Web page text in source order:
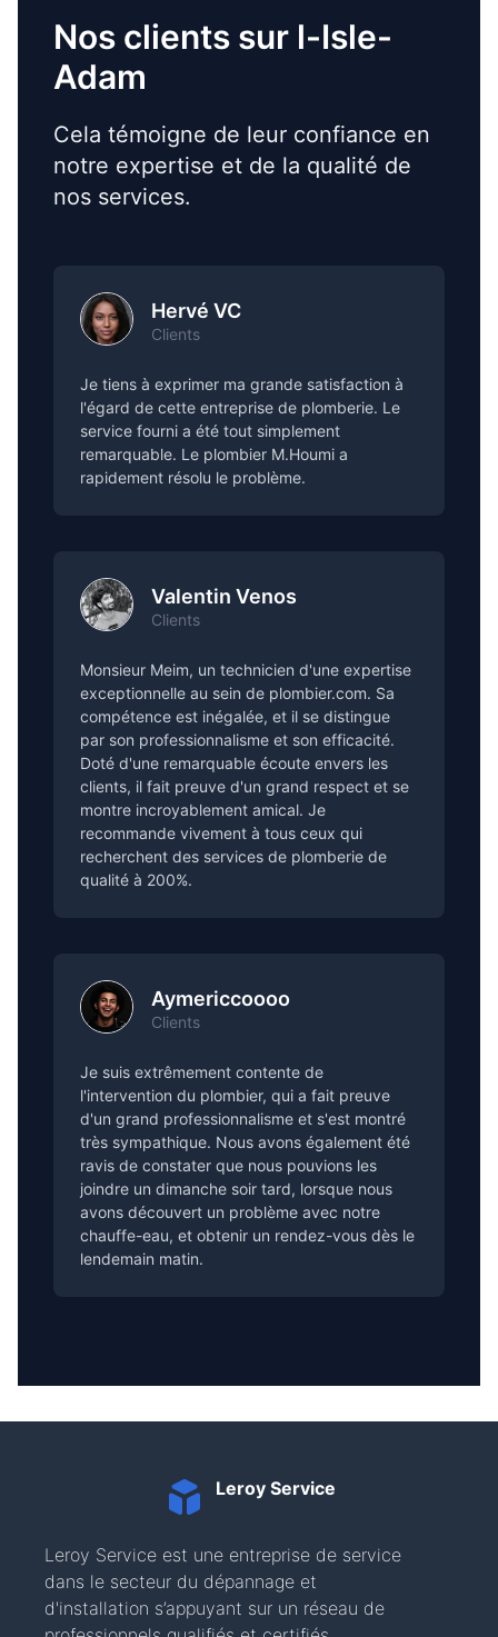
Nos clients sur l-Isle-
Adam
Cela témoigne de leur confiance en
notre expertise et de la qualité de
nos services.
Hervé VC
Clients
Je tiens à exprimer ma grande satisfaction à
l'égard de cette entreprise de plomberie. Le
service fourni a été tout simplement
remarquable. Le plombier M.Houmi a
rapidement résolu le problème.
Valentin Venos
Clients
Monsieur Meim, un technicien d'une expertise
exceptionnelle au sein de plombier.com. Sa
compétence est inégalée, et il se distingue
par son professionnalisme et son efficacité.
Doté d'une remarquable écoute envers les
clients, il fait preuve d'un grand respect et se
montre incroyablement amical. Je
recommande vivement à tous ceux qui
recherchent des services de plomberie de
qualité à 200%.
Aymericcoooo
Clients
Je suis extrêmement contente de
l'intervention du plombier, qui a fait preuve
d'un grand professionnalisme et s'est montré
très sympathique. Nous avons également été
ravis de constater que nous pouvions les
joindre un dimanche soir tard, lorsque nous
avons découvert un problème avec notre
chauffe-eau, et obtenir un rendez-vous dès le
lendemain matin.
Leroy Service
Leroy Service est une entreprise de service
dans le secteur du dépannage et
d'installation s’appuyant sur un réseau de